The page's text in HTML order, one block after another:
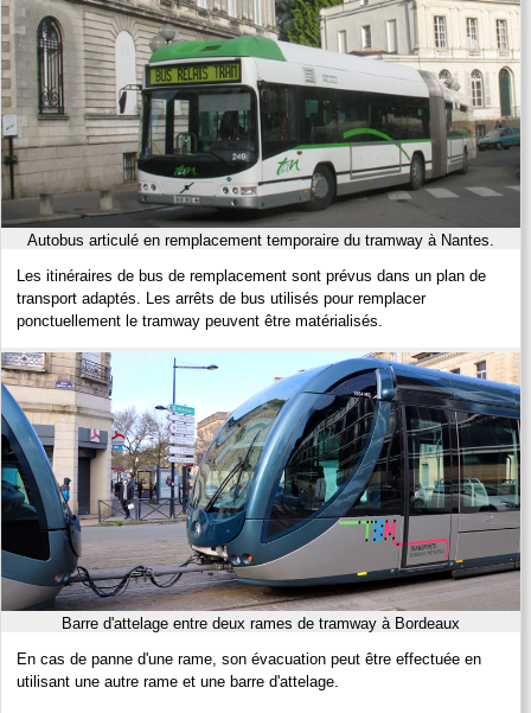
Autobus articulé en remplacement temporaire du tramway à Nantes.
Les itinéraires de bus de remplacement sont prévus dans un plan de
transport adaptés. Les arrêts de bus utilisés pour remplacer
ponctuellement le tramway peuvent être matérialisés.
Barre d'attelage entre deux rames de tramway à Bordeaux
En cas de panne d'une rame, son évacuation peut être effectuée en
utilisant une autre rame et une barre d'attelage.